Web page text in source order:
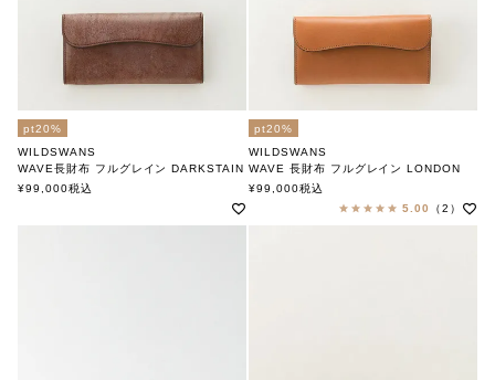
pt20%
WILDSWANS
WAVE長財布 フルグレイン DARKSTAIN
ワイルドスワンズ
¥99,000税込
pt20%
WILDSWANS
WAVE 長財布 フルグレイン LONDON
ワイルドスワンズ
¥99,000税込
5.00
（2）